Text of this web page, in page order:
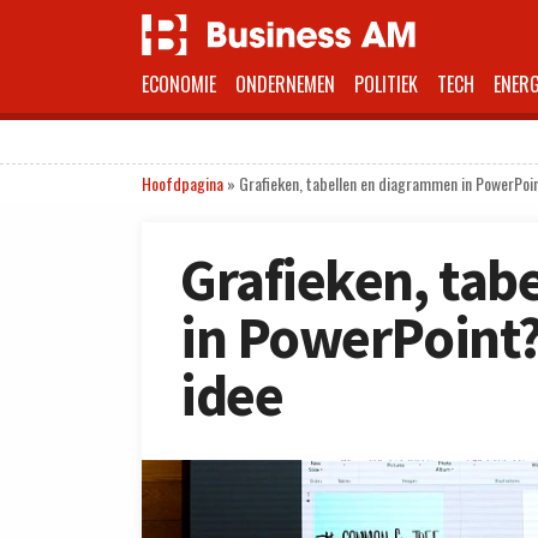
ECONOMIE ONDERNEMEN POLITIEK TECH
Hoofdpagina» Grafieken, tabellen en diagrammen in
Grafieken,
in
idee